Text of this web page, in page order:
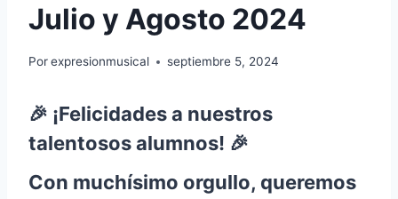
Julio y Agosto 2024
Porexpresionmusical septiembre 5, 2024
🎉 ¡Felicidades a nuestros
talentosos alumnos! 🎉
Con muchísimo orgullo, queremos